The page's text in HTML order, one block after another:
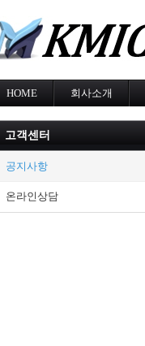
HOME 회사소개
고객센터
공지사항
온라인상담